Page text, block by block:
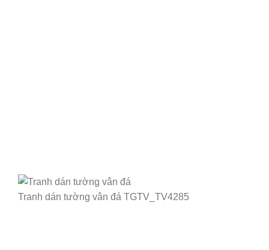
Tranh dán tường vân đá TGTV_TV4285